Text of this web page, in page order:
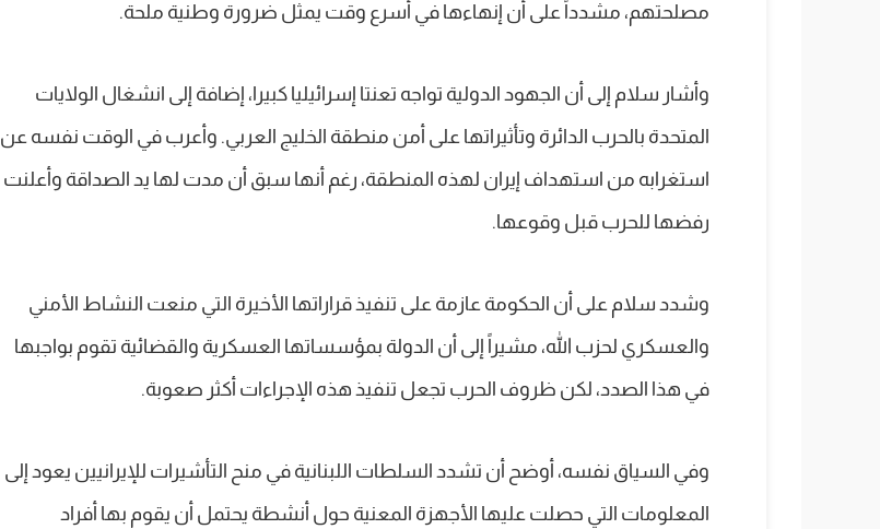
مصلحتهم، مشدداً على أن إنهاءها في أسرع وقت يمثل ضرورة وطنية ملحة.
وأشار سلام إلى أن الجهود الدولية تواجه تعنتا إسرائيليا كبيرا، إضافة إلى انشغال الولايات
المتحدة بالحرب الدائرة وتأثيراتها على أمن منطقة الخليج العربي. وأعرب في الوقت نفسه عن
استغرابه من استهداف إيران لهذه المنطقة، رغم أنها سبق أن مدت لها يد الصداقة وأعلنت
رفضها للحرب قبل وقوعها.
وشدد سلام على أن الحكومة عازمة على تنفيذ قراراتها الأخيرة التي منعت النشاط الأمني ​​
والعسكري لحزب الله، مشيراً إلى أن الدولة بمؤسساتها العسكرية والقضائية تقوم بواجبها
في هذا الصدد، لكن ظروف الحرب تجعل تنفيذ هذه الإجراءات أكثر صعوبة.
وفي السياق نفسه، أوضح أن تشدد السلطات اللبنانية في منح التأشيرات للإيرانيين يعود إلى
المعلومات التي حصلت عليها الأجهزة المعنية حول أنشطة يحتمل أن يقوم بها أفراد